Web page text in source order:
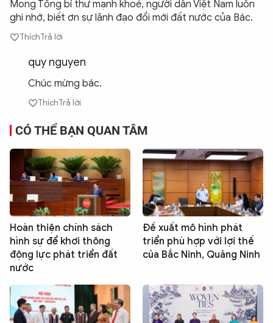
Mong Tổng bí thư mạnh khoẻ, người dân Việt Nam luôn
ghi nhớ, biết ơn sự lãnh đạo đổi mới đất nước của Bác.
ThíchTrả lời
quy nguyen
Chúc mừng bác.
ThíchTrả lời
CÓ THỂ BẠN QUAN TÂM
Hoàn thiện chính sách
hình sự để khơi thông
động lực phát triển đất
nước
Đề xuất mô hình phát
triển phù hợp với lợi thế
của Bắc Ninh, Quảng Ninh